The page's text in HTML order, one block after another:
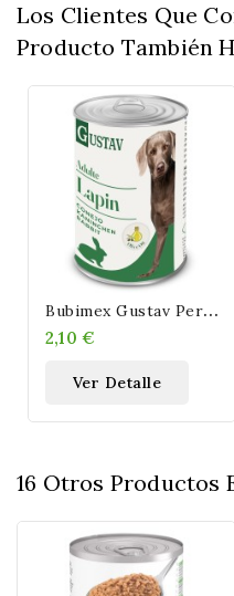
Los Clientes Que
Producto También
B
Ubimex Gustav Perro Paté De Conejo 400gr
2,10 €
Ver Detalle
16 Otros Productos